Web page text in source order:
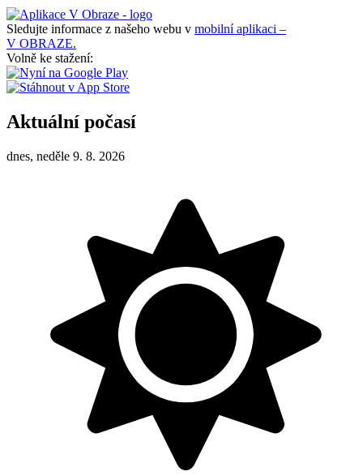
Sledujte informace z našeho webu v mobilní aplikaci –
V OBRAZE.
Volně ke stažení:
Aktuální počasí
dnes, neděle 9. 8. 2026